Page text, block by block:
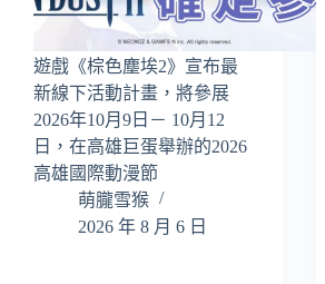
遊戲《棕色塵埃2》宣布最
新線下活動計畫，將參展
2026年10月9日－ 10月12
日，在高雄巨蛋舉辦的2026
高雄國際動漫節
萌朧雪猴
2026 年 8 月 6 日